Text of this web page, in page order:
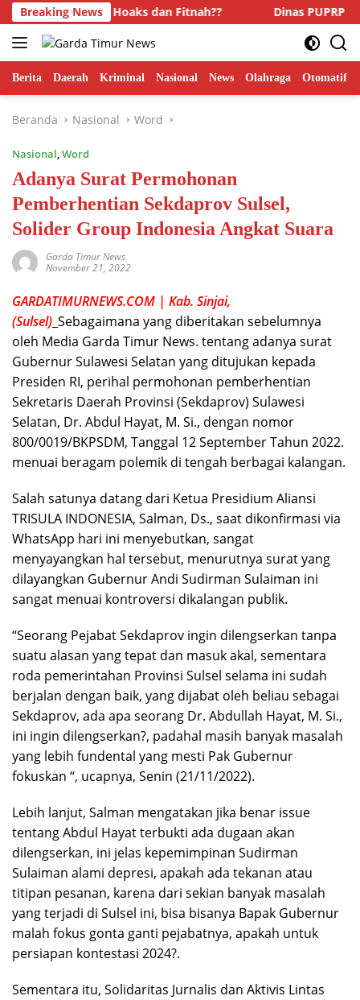
Langsung
ke
konten
Breaking News
Narkoba, Hoaks dan Fitnah?? Dinas PUPRP
Berita Daerah Kriminal Nasional News Olahraga Otomatif
Beranda Nasional Word
Nasional,Word
Adanya Surat Permohonan
Pemberhentian Sekdaprov Sulsel,
Solider Group Indonesia Angkat Suara
Garda Timur News
November 21, 2022
GARDATIMURNEWS.COM | Kab. Sinjai,
(Sulsel) _Sebagaimana yang diberitakan sebelumnya
oleh Media Garda Timur News. tentang adanya surat
Gubernur Sulawesi Selatan yang ditujukan kepada
Presiden RI, perihal permohonan pemberhentian
Sekretaris Daerah Provinsi (Sekdaprov) Sulawesi
Selatan, Dr. Abdul Hayat, M. Si., dengan nomor
800/0019/BKPSDM, Tanggal 12 September Tahun 2022.
menuai beragam polemik di tengah berbagai kalangan.
Salah satunya datang dari Ketua Presidium Aliansi
TRISULA INDONESIA, Salman, Ds., saat dikonfirmasi via
WhatsApp hari ini menyebutkan, sangat
menyayangkan hal tersebut, menurutnya surat yang
dilayangkan Gubernur Andi Sudirman Sulaiman ini
sangat menuai kontroversi dikalangan publik.
“Seorang Pejabat Sekdaprov ingin dilengserkan tanpa
suatu alasan yang tepat dan masuk akal, sementara
roda pemerintahan Provinsi Sulsel selama ini sudah
berjalan dengan baik, yang dijabat oleh beliau sebagai
Sekdaprov, ada apa seorang Dr. Abdullah Hayat, M. Si.,
ini ingin dilengserkan?, padahal masih banyak masalah
yang lebih fundental yang mesti Pak Gubernur
fokuskan “, ucapnya, Senin (21/11/2022).
Lebih lanjut, Salman mengatakan jika benar issue
tentang Abdul Hayat terbukti ada dugaan akan
dilengserkan, ini jelas kepemimpinan Sudirman
Sulaiman alami depresi, apakah ada tekanan atau
titipan pesanan, karena dari sekian banyak masalah
yang terjadi di Sulsel ini, bisa bisanya Bapak Gubernur
malah fokus gonta ganti pejabatnya, apakah untuk
persiapan kontestasi 2024?.
Sementara itu, Solidaritas Jurnalis dan Aktivis Lintas